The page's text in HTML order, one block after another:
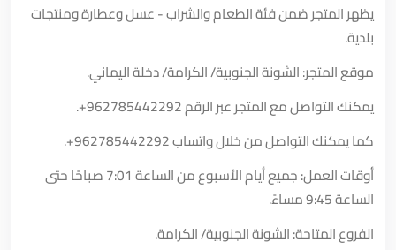
يظهر المتجر ضمن فئة الطعام والشراب - عسل وعطارة ومنتجات
بلدية.
موقع المتجر: الشونة الجنوبية/ الكرامة/ دخلة اليماني.
يمكنك التواصل مع المتجر عبر الرقم+962785442292
.
كما يمكنك التواصل من خلال واتساب+962785442292
.
أوقات العمل: جميع أيام الأسبوع من الساعة 7:01 صباحًا حتى
الساعة 9:45 مساءً.
الفروع المتاحة: الشونة الجنوبية/ الكرامة.